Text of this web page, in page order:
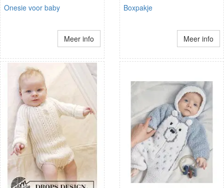
Onesie voor baby
Meer info
Boxpakje
Meer info